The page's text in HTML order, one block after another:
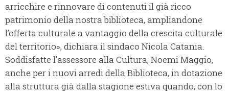
arricchire e rinnovare di contenuti il già ricco
patrimonio della nostra biblioteca, ampliandone
l’offerta culturale a vantaggio della crescita culturale
del territorio», dichiara il sindaco Nicola Catania.
Soddisfatte l’assessore alla Cultura, Noemi Maggio,
anche per i nuovi arredi della Biblioteca, in dotazione
alla struttura già dalla stagione estiva quando, con lo